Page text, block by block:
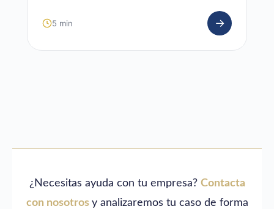
5 min →
¿Necesitas ayuda con tu empresa? Contacta
con nosotros y analizaremos tu caso de forma